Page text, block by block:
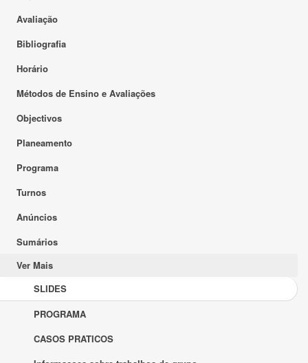
Avaliação
Bibliografia
Horário
Métodos de Ensino e Avaliações
Objectivos
Planeamento
Programa
Turnos
Anúncios
Sumários
Ver Mais
SLIDES
PROGRAMA
CASOS PRATICOS